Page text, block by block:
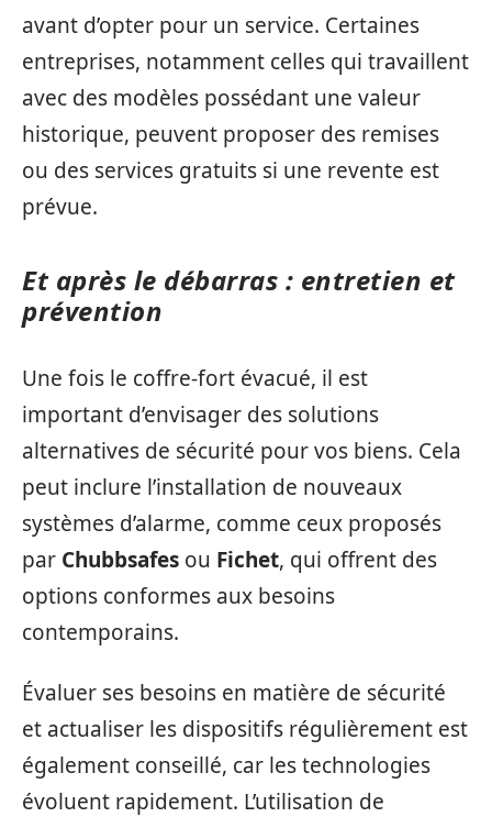
avant d’opter pour un service. Certaines
entreprises, notamment celles qui travaillent
avec des modèles possédant une valeur
historique, peuvent proposer des remises
ou des services gratuits si une revente est
prévue.
Et après le débarras : entretien et
prévention
Une fois le coffre-fort évacué, il est
important d’envisager des solutions
alternatives de sécurité pour vos biens. Cela
peut inclure l’installation de nouveaux
systèmes d’alarme, comme ceux proposés
par Chubbsafes ou Fichet, qui offrent des
options conformes aux besoins
contemporains.
Évaluer ses besoins en matière de sécurité
et actualiser les dispositifs régulièrement est
également conseillé, car les technologies
évoluent rapidement. L’utilisation de